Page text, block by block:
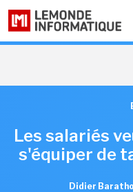
Les salariés
s'équiper de
Didier